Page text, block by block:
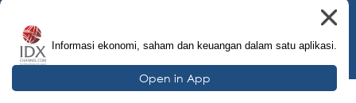
© 2026 IDX Channel. All Rights Reserved.
Informasi ekonomi, saham dan keuangan dalam satu aplikasi.
Open in App